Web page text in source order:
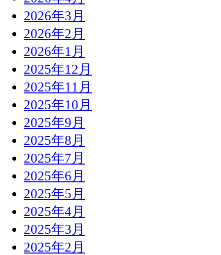
2026年3月
2026年2月
2026年1月
2025年12月
2025年11月
2025年10月
2025年9月
2025年8月
2025年7月
2025年6月
2025年5月
2025年4月
2025年3月
2025年2月